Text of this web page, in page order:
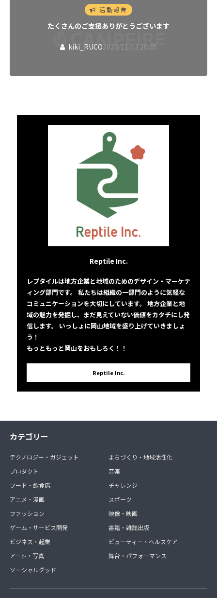
活動報告
たくさんのご支援ありがとうございます
kiki_RUCO2023/11/13 20:35
Reptile Inc.
レプタイルは地方企業と地域のためのデザイン・マーケテ
ィング部門です。 私たちは組織の一部門のように気軽な
コミュニケーションを大切にしています。 地方企業と地
域の魅力を発掘し、まだ見えていない価値をカタチにし発
信します。 いっしょに岡山地域を盛り上げていきましょ
う！
もっともっと岡山をおもしろく！！
Reptile Inc.
カテゴリー
テクノロジー・ガジェット
プロダクト
フード・飲食店
アニメ・漫画
ファッション
ゲーム・サービス開発
ビジネス・起業
アート・写真
ソーシャルグッド
まちづくり・地域活性化
音楽
チャレンジ
スポーツ
映像・映画
書籍・雑誌出版
ビューティー・ヘルスケア
舞台・パフォーマンス